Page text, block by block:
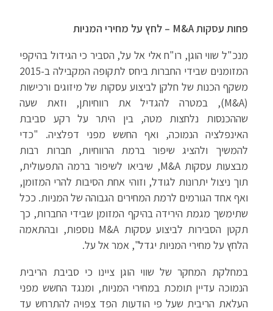
פחות עסקות M&A – לחץ על מחירי המניות
מנכ"ל שווי הוגן, רו"ח אלי אל על, הסביר כי הגידול בהיקפי
המזומנים שבידי החברות ביחס לתקופה המקבילה ב-2015
משקף הכנות של חלקן לביצוע עסקות של מיזוגים ורכישות
(M&A), במטרה להגדיל את רווחיותן, וזאת שעה
שההכנסות נלחצות מטה, בין היתר על רקע סביבת
האינפלציה הנמוכה, ואף החשש מפני דפלציה. "כדי
להמשיך ולהציג שיפור ברמת הרווחיות, חברות רבות
מבצעות עסקות M&A, שיביאו לשיפור ברמה התפעולית,
תוך ניצול יתרונות לגודל, וזוהי אחת הסיבות להרי המזומן,
ואף אחד הגורמים לרמת המחירים הגבוהה של המניות. ככל
שתימשך מגמת הירידה בהיקף המזומן שבידי החברות, כך
תקטן הסבירות לביצוע עסקות M&A נוספות, ובהתאמה
הלחץ על מחירי המניות יגדל", אמר אל על.
במחלקת המחקר של שווי הוגן ציינו כי סביבת הריבית
הנמוכה עדיין תומכת במחירי המניות, ומנגד החשש מפני
העלאת הריבית שעל פי הודעות הפד צפויה להתרחש עד